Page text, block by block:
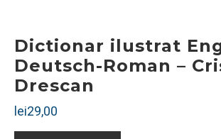
Dictionar ilustrat
Deutsch-Roman –
Drescan
lei29,00